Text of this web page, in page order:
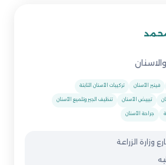
فينير الأسنان تركيبات الأسنان الثابتة
تبييض الأسنان تنظيف الجير وتلميع الأسنان
جراحة الأسنان
وزارة الزراعة